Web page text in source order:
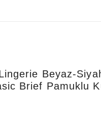
Beyaz-
Brief Pamuklu